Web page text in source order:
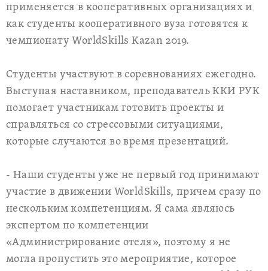
применяется в кооперативных организациях и
как студенты кооперативного вуза готовятся к
чемпионату WorldSkills Kazan 2019.
Студенты участвуют в соревнованиях ежегодно.
Выступая наставником, преподаватель ККИ РУК
помогает участникам готовить проекты и
справляться со стрессовыми ситуациями,
которые случаются во время презентаций.
- Наши студенты уже не первый год принимают
участие в движении WorldSkills, причем сразу по
нескольким компетенциям. Я сама являюсь
экспертом по компетенции
«Администрирование отеля», поэтому я не
могла пропустить это мероприятие, которое